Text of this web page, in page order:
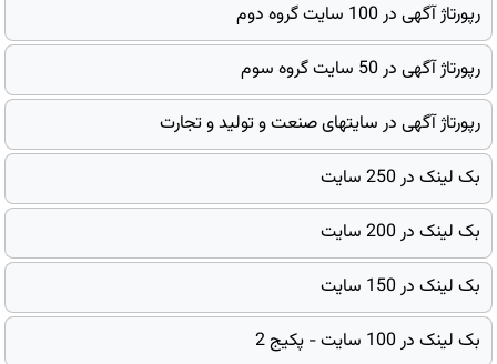
رپورتاژ آگهی در 100 سایت گروه دوم
رپورتاژ آگهی در 50 سایت گروه سوم
رپورتاژ آگهی در سایتهای صنعت و تولید و تجارت
بک لینک در 250 سایت
بک لینک در 200 سایت
بک لینک در 150 سایت
بک لینک در 100 سایت - پکیج 2